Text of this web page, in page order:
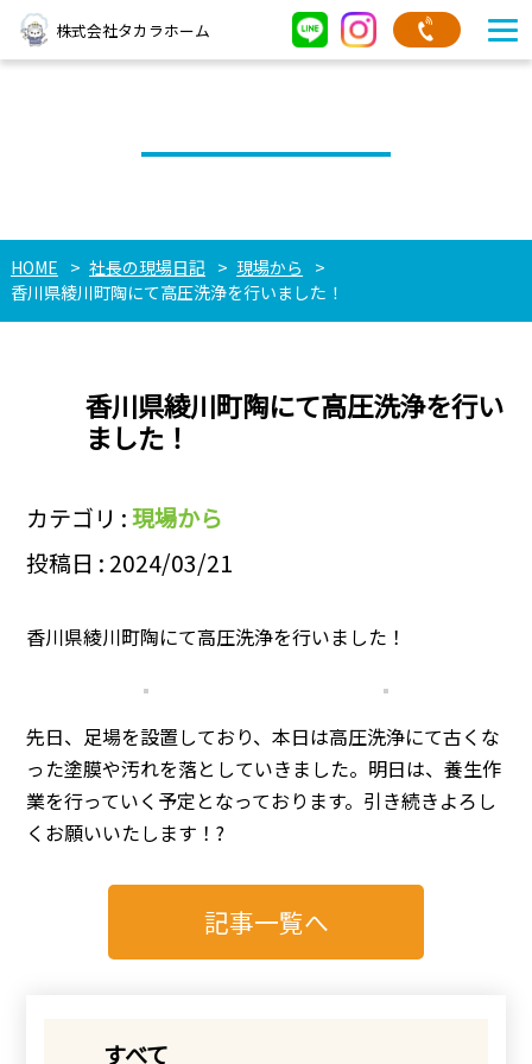
株式会社タカラホーム
HOME 社長の現場日記
現場から
香川県綾川町陶にて高圧洗浄を行いました！
香川県綾川町陶にて高圧洗浄を行い
ました！
カテゴリ :現場から
投稿日 : 2024/03/21
香川県綾川町陶にて高圧洗浄を行いました！
先日、足場を設置しており、本日は高圧洗浄にて古くな
った塗膜や汚れを落としていきました。明日は、養生作
業を行っていく予定となっております。引き続きよろし
くお願いいたします！?
記事一覧へ
すべて